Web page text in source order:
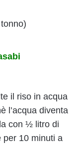
il riso in acqua
l’acqua diventa
con ½ litro di
per 10 minuti a